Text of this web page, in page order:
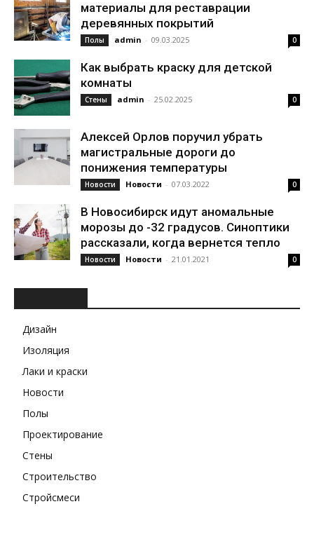
материалы для реставрации
деревянных покрытий
Полы admin - 09.03.2025 0
Как выбрать краску для детской
комнаты
Стены admin - 25.02.2025 0
Алексей Орлов поручил убрать
магистральные дороги до
понижения температуры
Новости Новости - 07.03.2022 0
В Новосибирск идут аномальные
морозы до -32 градусов. Синоптики
рассказали, когда вернется тепло
Новости Новости - 21.01.2021 0
Дизайн
Изоляция
Лаки и краски
Новости
Полы
Проектирование
Стены
Строительство
Стройсмеси